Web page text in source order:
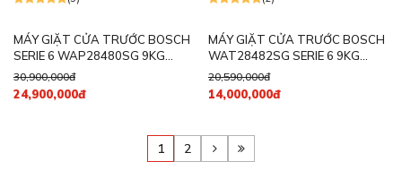
MÁY GIẶT CỬA TRƯỚC BOSCH
SERIE 6 WAP28480SG 9KG
1400RPM
30,900,000đ
24,900,000đ
MÁY GIẶT CỬA TRƯỚC BOSCH
WAT28482SG SERIE 6 9KG
1400RPM
20,590,000đ
14,000,000đ
1 2